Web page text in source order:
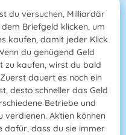
du versuchen, Milliardär
Briefgeld klicken, um
kaufen, damit jeder Klick
du genügend Geld
zu kaufen, wirst du bald
dauert es noch ein
desto schneller das Geld
Betriebe und
verdienen. Aktien können
dafür, dass du sie immer